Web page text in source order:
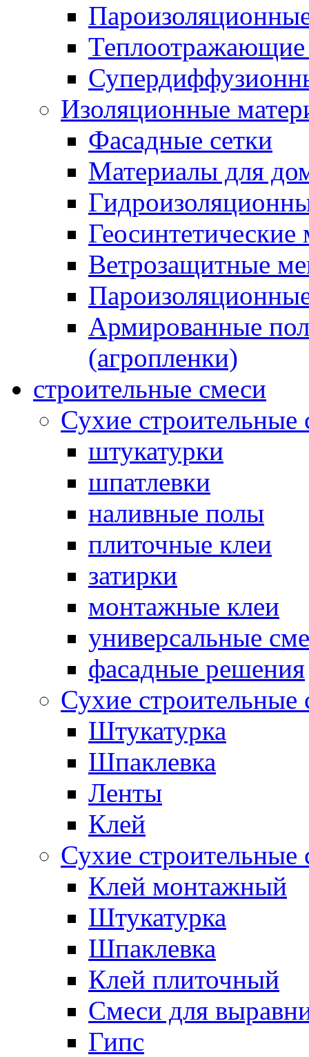
Теплоотражающие
Изоляционные
Фасадные сетки
Материалы для
Геосинтетические
Ветрозащитные
Армированные
(агропленки)
строительные смеси
Сухие строительные
штукатурки
шпатлевки
наливные полы
плиточные клеи
затирки
монтажные клеи
универсальные
фасадные решения
Сухие
Штукатурка
Шпаклевка
Ленты
Клей
Сухие
Клей монтажный
Штукатурка
Шпаклевка
Клей плиточный
Смеси для
Гипс